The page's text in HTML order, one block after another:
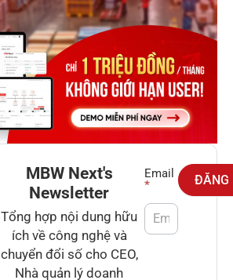
MBW Next's
Newsletter
Tổng hợp nội dung hữu
ích về công nghệ và
chuyển đổi số cho CEO,
Nhà quản lý doanh
Newsletter
Email
*
ĐĂNG